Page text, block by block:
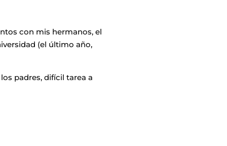
con mis hermanos, el
(el último año,
padres, difícil tarea a